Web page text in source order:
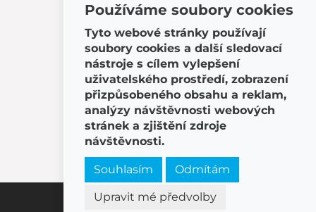
Další možnosti nákupu:
Najděte si prodejce poblíž.
Nebo volejte (+420) 544 224 338.
© 2026 BEMETA
Používáme soubory cookies
Tyto webové stránky používají
soubory cookies a další sledovací
nástroje s cílem vylepšení
uživatelského prostředí, zobrazení
přizpůsobeného obsahu a reklam,
analýzy návštěvnosti webových
stránek a zjištění zdroje
návštěvnosti.
Souhlasím Odmítám
Upravit mé předvolby